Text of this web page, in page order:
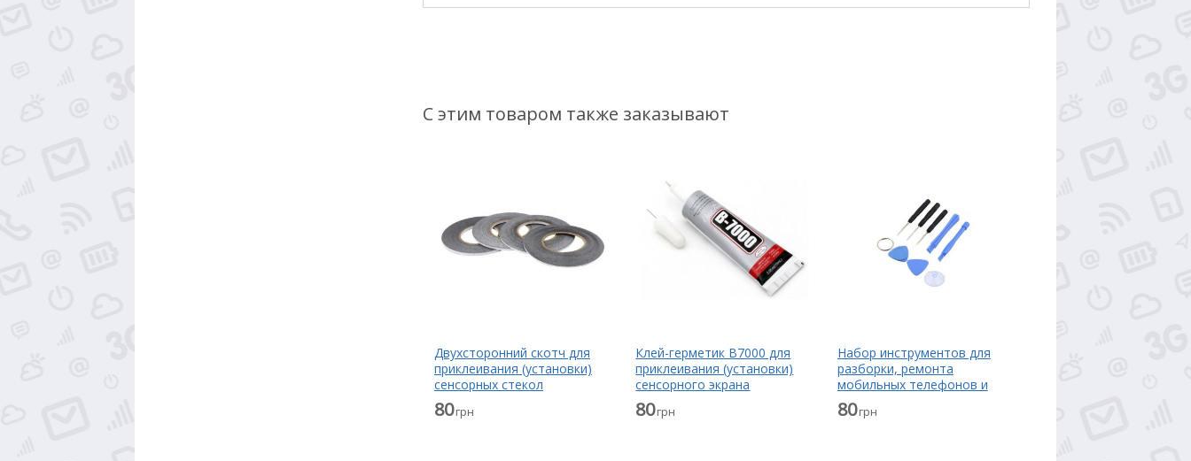
С этим товаром также заказывают
Двухсторонний скотч для
приклеивания (установки)
сенсорных стекол
(тачскринов), дисплеев
(модулей) и корпусов к их
80грн
Клей-герметик B7000 для
приклеивания (установки)
сенсорного экрана
(тачскрина), дисплея
(модуля) прозрачный 15 мл
80грн
Набор инструментов для
разборки, ремонта
мобильных телефонов и
планшетов
80грн